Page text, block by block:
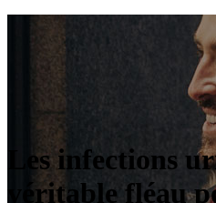
Les infections
véritable fléau